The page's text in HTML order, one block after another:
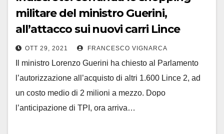
militare del ministro Guerini,
all’attacco sui nuovi carri Lince
OTT 29, 2021 FRANCESCO VIGNARCA
Il ministro Lorenzo Guerini ha chiesto al Parlamento
l’autorizzazione all’acquisto di altri 1.600 Lince 2, ad
un costo medio di 2 milioni a mezzo. Dopo
l’anticipazione di TPI, ora arriva…